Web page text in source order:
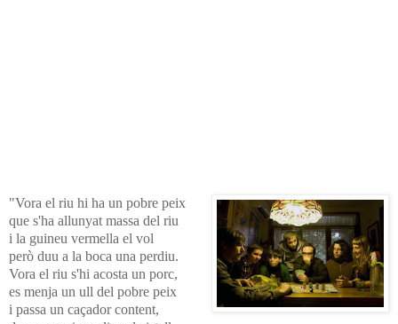
"Vora el riu hi ha un pobre peix
que s'ha allunyat massa del riu
i la guineu vermella el vol
però duu a la boca una perdiu.
Vora el riu s'hi acosta un porc,
es menja un ull del pobre peix
i passa un caçador content,